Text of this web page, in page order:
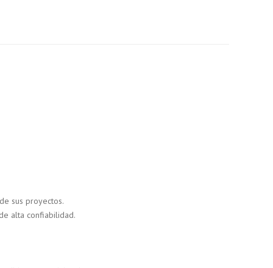
sus proyectos.
alta confiabilidad.